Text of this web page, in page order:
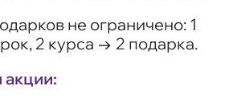
не ограничено: 1
2 курса → 2 подарка.